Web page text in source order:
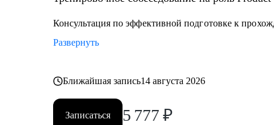
• Разобраться что делать в непонятной проектной /
• Junior и Middle проджектам, продактам и продакт
• Руководителям разных уровней, тимлидам, C-suit -
распределенной командой
Консультация по эффективной подготовке к
Развернуть
Ближайшая запись14 августа 2026
Записаться 5 777 ₽